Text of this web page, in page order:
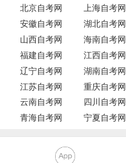
北京自考网 上海自考网
安徽自考网
湖北自考网
山西自考网
海南自考网
福建自考网
江西自考网
辽宁自考网
湖南自考网
江苏自考网
重庆自考网
云南自考网
四川自考网
青海自考网
宁夏自考网